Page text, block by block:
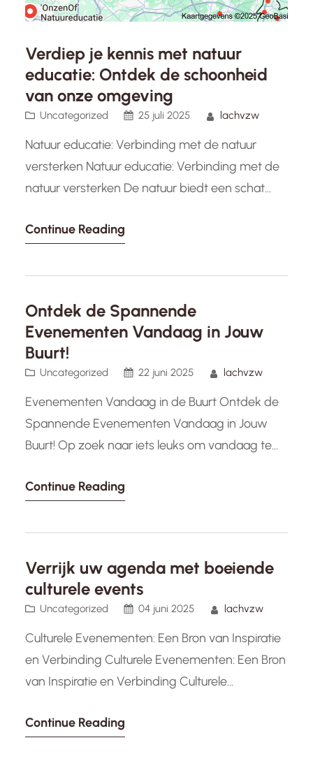
Verdiep je kennis met natuur
educatie: Ontdek de schoonheid
van onze omgeving
Uncategorized 25 juli 2025 lachvzw
Natuur educatie: Verbinding met de natuur
versterken Natuur educatie: Verbinding met de
natuur versterken De natuur biedt een schat
persoonlijke groei. Natuur educatie speelt een
respect en waardering voor onze omgeving.
leerervaringen kunnen mensen van alle
leeftijden…
Continue Reading
Ontdek de Spannende
Evenementen Vandaag in Jouw
Buurt!
Uncategorized 22 juni 2025 lachvzw
Evenementen Vandaag in de Buurt Ontdek de
Spannende Evenementen Vandaag in Jouw
Buurt! Op zoek naar iets leuks om vandaag te
evenementen gepland in jouw buurt die je niet
sport houdt, er is voor elk wat wils. Hier zijn
Continue Reading
Verrijk uw agenda met boeiende
culturele events
Uncategorized 04 juni 2025 lachvzw
Culturele Evenementen: Een Bron van Inspiratie
en Verbinding Culturele Evenementen: Een Bron
van Inspiratie en Verbinding Culturele
van onze samenleving. Ze bieden een platform
Continue Reading